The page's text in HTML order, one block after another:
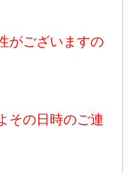
がございますの
その日時のご連